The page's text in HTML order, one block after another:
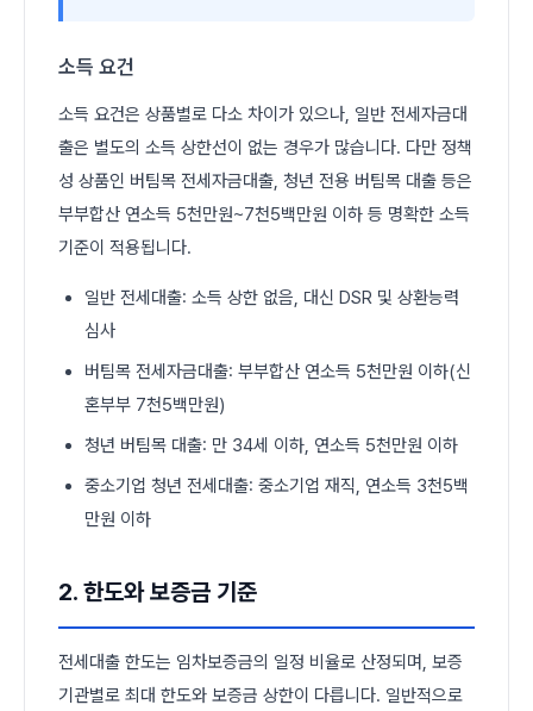
소득 요건
소득 요건은 상품별로 다소 차이가 있으나, 일반 전세자금대
출은 별도의 소득 상한선이 없는 경우가 많습니다. 다만 정책
성 상품인 버팀목 전세자금대출, 청년 전용 버팀목 대출 등은
부부합산 연소득 5천만원~7천5백만원 이하 등 명확한 소득
기준이 적용됩니다.
일반 전세대출: 소득 상한 없음, 대신 DSR 및 상환능력
심사
버팀목 전세자금대출: 부부합산 연소득 5천만원 이하(신
혼부부 7천5백만원)
청년 버팀목 대출: 만 34세 이하, 연소득 5천만원 이하
중소기업 청년 전세대출: 중소기업 재직, 연소득 3천5백
만원 이하
2. 한도와 보증금 기준
전세대출 한도는 임차보증금의 일정 비율로 산정되며, 보증
기관별로 최대 한도와 보증금 상한이 다릅니다. 일반적으로